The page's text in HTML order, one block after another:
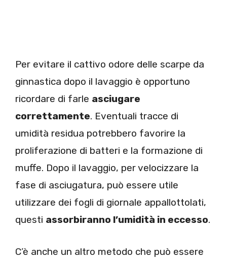
Per evitare il cattivo odore delle scarpe da
ginnastica dopo il lavaggio è opportuno
ricordare di farle asciugare
correttamente. Eventuali tracce di
umidità residua potrebbero favorire la
proliferazione di batteri e la formazione di
muffe. Dopo il lavaggio, per velocizzare la
fase di asciugatura, può essere utile
utilizzare dei fogli di giornale appallottolati,
questi assorbiranno l’umidità in eccesso.
C’è anche un altro metodo che può essere